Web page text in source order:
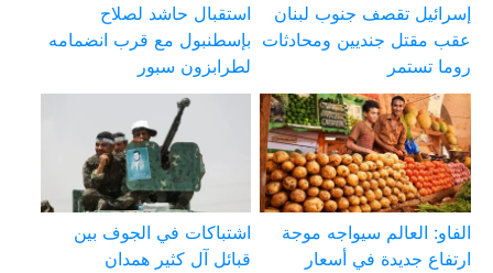
إسرائيل تقصف جنوب لبنان
عقب مقتل جنديين ومحادثات
روما تستمر
استقبال حاشد لصلاح
بإسطنبول مع قرب انضمامه
لطرابزون سبور
الفاو: العالم سيواجه موجة
ارتفاع جديدة في أسعار
اشتباكات في الجوف بين
قبائل آل كثير همدان